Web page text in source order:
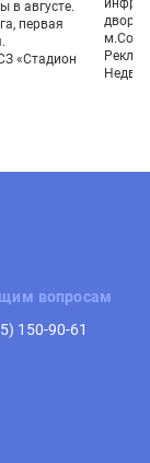
в августе.
первая
«Стадион
вопросам
150-90-61